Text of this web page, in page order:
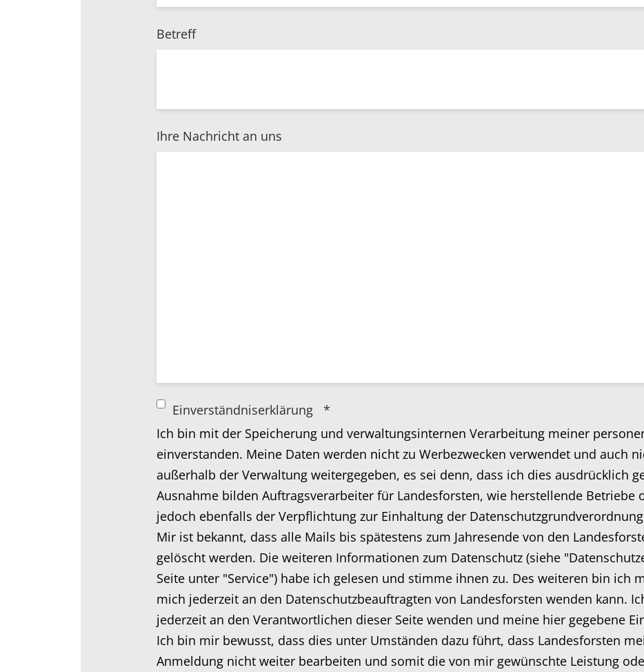
Betreff
Ihre Nachricht an uns
Einverständniserklärung
*
Ich bin mit der Speicherung und verwaltungsinternen Verarbeitung meiner
einverstanden. Meine Daten werden nicht zu Werbezwecken verwendet und auch
außerhalb der Verwaltung weitergegeben, es sei denn, dass ich dies ausdrücklich
Ausnahme bilden Auftragsverarbeiter für Landesforsten, wie herstellende Betriebe
jedoch ebenfalls der Verpflichtung zur Einhaltung der Datenschutzgrundverordnung
Mir ist bekannt, dass alle Mails bis spätestens zum Jahresende von den
gelöscht werden. Die weiteren Informationen zum Datenschutz (siehe
Seite unter "Service") habe ich gelesen und stimme ihnen zu. Des weiteren bin ich
mich jederzeit an den Datenschutzbeauftragten von Landesforsten wenden kann.
jederzeit an den Verantwortlichen dieser Seite wenden und meine hier gegebene
Ich bin mir bewusst, dass dies unter Umständen dazu führt, dass Landesforsten
Anmeldung nicht weiter bearbeiten und somit die von mir gewünschte Leistung